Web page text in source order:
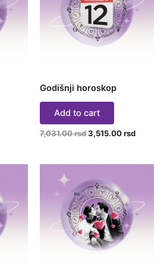
Godišnji horoskop
Add to cart
7,031.00rsd3,515.00rsd